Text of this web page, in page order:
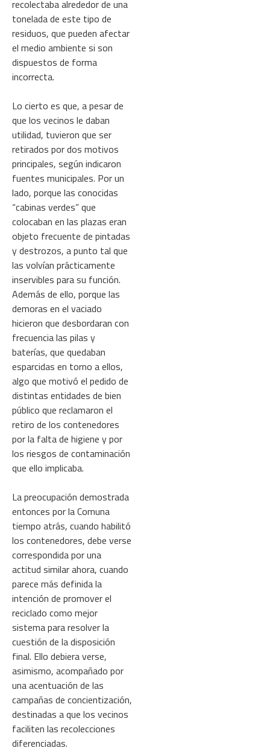
recolectaba alrededor de una
tonelada de este tipo de
residuos, que pueden afectar
el medio ambiente si son
dispuestos de forma
incorrecta.
Lo cierto es que, a pesar de
que los vecinos le daban
utilidad, tuvieron que ser
retirados por dos motivos
principales, según indicaron
fuentes municipales. Por un
lado, porque las conocidas
“cabinas verdes” que
colocaban en las plazas eran
objeto frecuente de pintadas
y destrozos, a punto tal que
las volvían prácticamente
inservibles para su función.
Además de ello, porque las
demoras en el vaciado
hicieron que desbordaran con
frecuencia las pilas y
baterías, que quedaban
esparcidas en torno a ellos,
algo que motivó el pedido de
distintas entidades de bien
público que reclamaron el
retiro de los contenedores
por la falta de higiene y por
los riesgos de contaminación
que ello implicaba.
La preocupación demostrada
entonces por la Comuna
tiempo atrás, cuando habilitó
los contenedores, debe verse
correspondida por una
actitud similar ahora, cuando
parece más definida la
intención de promover el
reciclado como mejor
sistema para resolver la
cuestión de la disposición
final. Ello debiera verse,
asimismo, acompañado por
una acentuación de las
campañas de concientización,
destinadas a que los vecinos
faciliten las recolecciones
diferenciadas.